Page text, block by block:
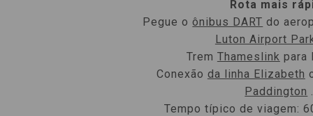
Rota mais
Pegue oônibus DART do
Luton Airport
Trem Thameslink para
Conexão da linha Elizabeth
Paddington .
Tempo típico de viagem: